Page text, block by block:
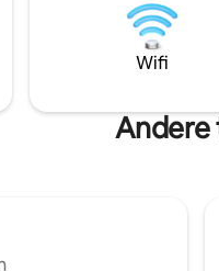
voor
zijn
eiland.
twee
een
meerWifi
Andere